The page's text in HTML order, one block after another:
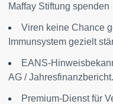
Maffay Stiftung spenden
Viren keine Chance
Immunsystem gezielt
EANS-
AG /
Premium-Dienst für